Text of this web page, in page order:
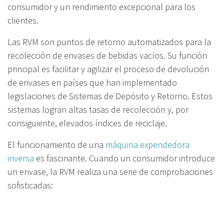
consumidor y un rendimiento excepcional para los
clientes.
Las RVM son puntos de retorno automatizados para la
recolección de envases de bebidas vacíos. Su función
principal es facilitar y agilizar el proceso de devolución
de envases en países que han implementado
legislaciones de Sistemas de Depósito y Retorno. Estos
sistemas logran altas tasas de recolección y, por
consiguiente, elevados índices de reciclaje.
El funcionamiento de una máquina expendedora
inversa es fascinante. Cuando un consumidor introduce
un envase, la RVM realiza una serie de comprobaciones
sofisticadas: